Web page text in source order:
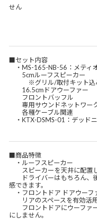
せん
■セット内容
・MS-165-NB-56：メティ
5cmルーフスピーカー
※グリル/取付キット込
16.5cmドアウーファー
フロントバッフル
専用サウンドネットワー
各種ケーブル関連
・KTX-DSMS-01：デッド
■商品特徴
・ルーフスピーカー
スピーカーを天井に配置し
ドライバーはもちろん、
感できます。
・フロントドア ドアウーフ
リアのスペースを有効活用
フロントドアにウーファー
にしません。